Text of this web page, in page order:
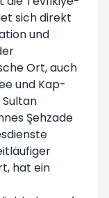
sich direkt
und
Ort, auch
und Kap-
Sultan
Şehzade
hat ein